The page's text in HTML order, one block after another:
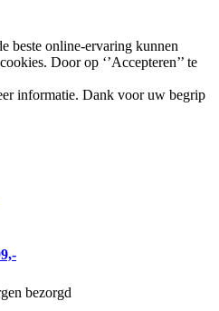
beste online-ervaring kunnen
Door op ‘’Accepteren’’ te
informatie. Dank voor uw begrip
bezorgd